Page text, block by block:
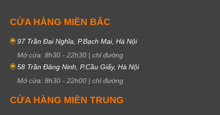
CỬA HÀNG MIỀN BẮC
97 Trần Đại Nghĩa, P.Bạch Mai, Hà Nội
Mở cửa: 8h30 - 22h30 | chỉ đường
58 Trần Đăng Ninh, P.Cầu Giấy, Hà Nội
Mở cửa: 8h30 - 22h00 | chỉ đường
CỬA HÀNG MIỀN TRUNG